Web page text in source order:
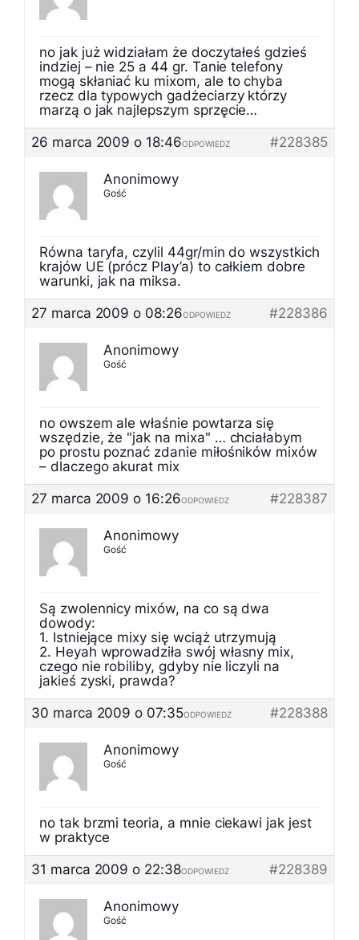
no jak już widziałam że doczytałeś gdzieś
indziej – nie 25 a 44 gr. Tanie telefony
mogą skłaniać ku mixom, ale to chyba
rzecz dla typowych gadżeciarzy którzy
marzą o jak najlepszym sprzęcie…
26 marca 2009 o 18:46
#228385
ODPOWIEDZ
Anonimowy
Gość
Równa taryfa, czylil 44gr/min do wszystkich
krajów UE (prócz Play’a) to całkiem dobre
warunki, jak na miksa.
27 marca 2009 o 08:26
#228386
ODPOWIEDZ
Anonimowy
Gość
no owszem ale właśnie powtarza się
wszędzie, że "jak na mixa" … chciałabym
po prostu poznać zdanie miłośników mixów
– dlaczego akurat mix
27 marca 2009 o 16:26
#228387
ODPOWIEDZ
Anonimowy
Gość
Są zwolennicy mixów, na co są dwa
dowody:
1. Istniejące mixy się wciąż utrzymują
2. Heyah wprowadziła swój własny mix,
czego nie robiliby, gdyby nie liczyli na
jakieś zyski, prawda?
30 marca 2009 o 07:35
#228388
ODPOWIEDZ
Anonimowy
Gość
no tak brzmi teoria, a mnie ciekawi jak jest
w praktyce
31 marca 2009 o 22:38
#228389
ODPOWIEDZ
Anonimowy
Gość